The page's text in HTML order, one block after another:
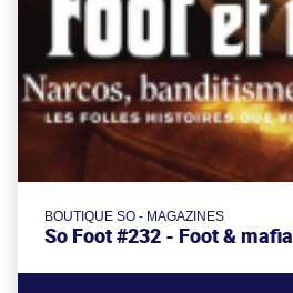
BOUTIQUE SO - MAGAZINES
So Foot #232 - Foot & mafia